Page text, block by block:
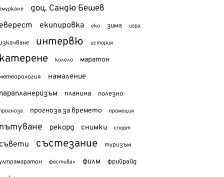
доц. Сандю Бешев
екипировка еко зима игра
интервю история
колело маратон
намаление
планина полезно
прогноза за времето промоция
рекорд снимки спорт
състезание туризъм
фестивал филм фрийрайд